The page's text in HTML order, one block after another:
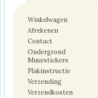
Winkelwagen
Afrekenen
Contact
Ondergrond
Muurstickers
Plakinstructie
Verzending
Verzendkosten